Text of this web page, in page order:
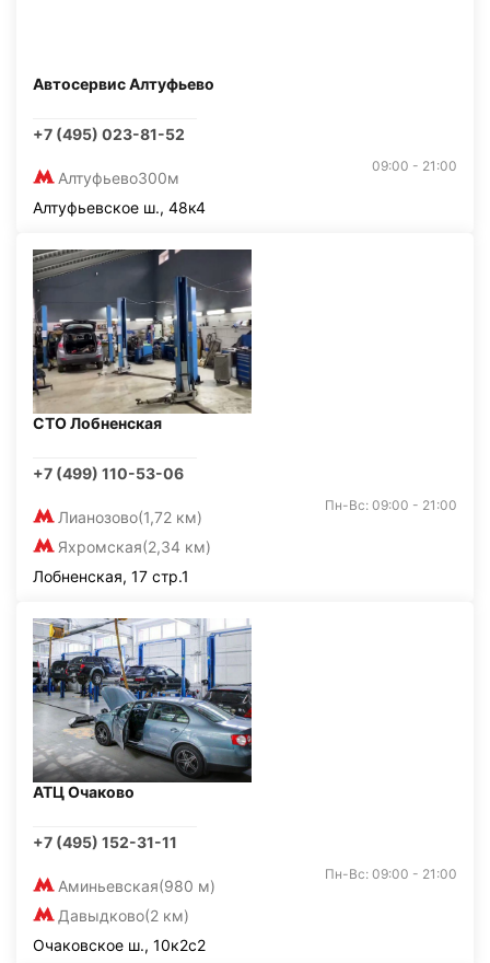
Автосервис Алтуфьево
+7 (495) 023-81-52
Алтуфьево300м
09:00 - 21:00
Алтуфьевское ш., 48к4
СТО Лобненская
+7 (499) 110-53-06
Лианозово(1,72 км)
Яхромская(2,34 км)
Пн-Вс: 09:00 - 21:00
Лобненская, 17 стр.1
АТЦ Очаково
+7 (495) 152-31-11
Аминьевская(980 м)
Давыдково(2 км)
Пн-Вс: 09:00 - 21:00
Очаковское ш., 10к2с2